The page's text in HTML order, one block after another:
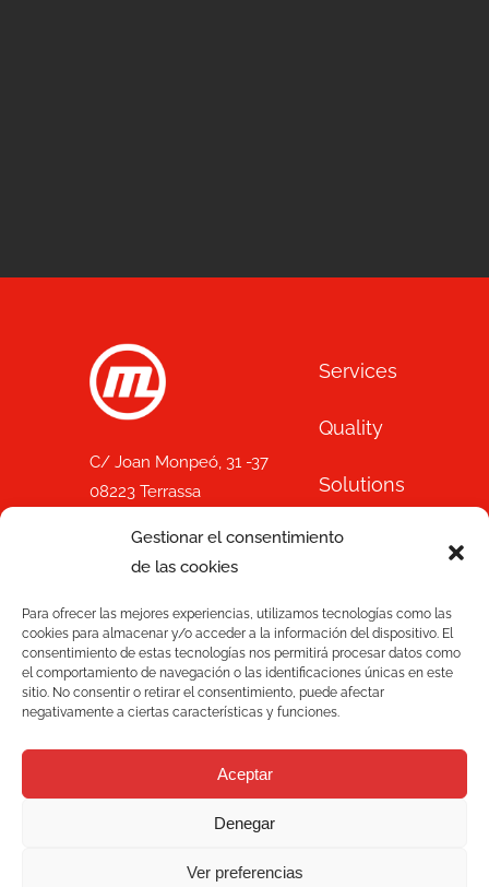
Gestionar el consentimiento
de las cookies
Para ofrecer las mejores experiencias, utilizamos tecnologías como las
cookies para almacenar y/o acceder a la información del dispositivo. El
consentimiento de estas tecnologías nos permitirá procesar datos como
el comportamiento de navegación o las identificaciones únicas en este
sitio. No consentir o retirar el consentimiento, puede afectar
negativamente a ciertas características y funciones.
Aceptar
Denegar
Ver preferencias
C/ Joan Monpeó, 31 -37
08223 Terrassa
Services
Quality
Solutions
Blog
Contact
NEWSLETTER